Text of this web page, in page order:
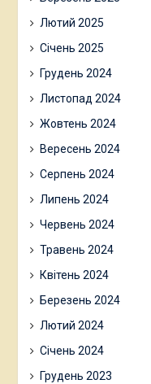
Лютий 2025
Січень 2025
Грудень 2024
Листопад 2024
Жовтень 2024
Вересень 2024
Серпень 2024
Липень 2024
Червень 2024
Травень 2024
Квітень 2024
Березень 2024
Лютий 2024
Січень 2024
Грудень 2023